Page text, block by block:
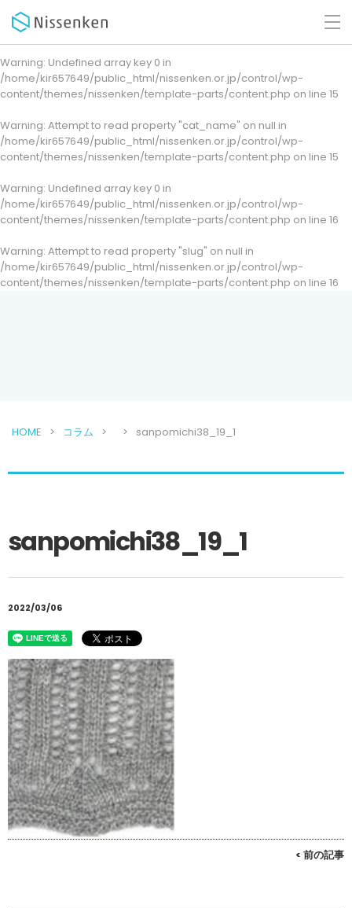
Warning: Undefined array key 0 in
/home/kir657649/public_html/nissenken.or.jp/control/wp-
content/themes/nissenken/template-parts/content.php on line 15
Warning: Attempt to read property "cat_name" on null in
/home/kir657649/public_html/nissenken.or.jp/control/wp-
content/themes/nissenken/template-parts/content.php on line 15
Warning: Undefined array key 0 in
/home/kir657649/public_html/nissenken.or.jp/control/wp-
content/themes/nissenken/template-parts/content.php on line 16
Warning: Attempt to read property "slug" on null in
/home/kir657649/public_html/nissenken.or.jp/control/wp-
content/themes/nissenken/template-parts/content.php on line 16
HOME コラム sanpomichi38_19_1
sanpomichi38_19_1
2022/03/06
< 前の記事